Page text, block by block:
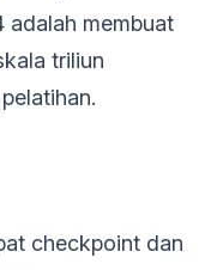
adalah membuat
triliun
checkpoint dan